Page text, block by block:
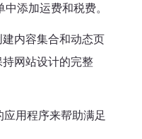
添加运费和税费。
内容集合和动态页
网站设计的完整
用程序来帮助满足